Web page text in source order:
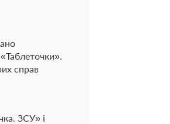
справ
ЗСУ» і